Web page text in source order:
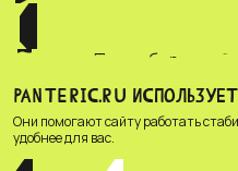
Санкт-Петербург, ул.
2/5
PANTERIC.RU
Они помогают сайту работать
удобнее для вас.